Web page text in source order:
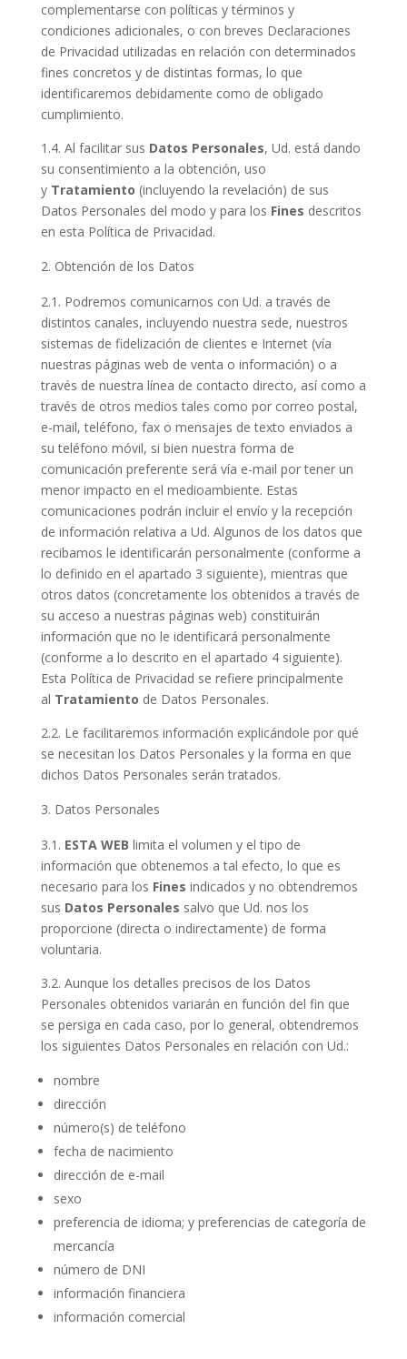
complementarse con políticas y términos y
condiciones adicionales, o con breves Declaraciones
de Privacidad utilizadas en relación con determinados
fines concretos y de distintas formas, lo que
identificaremos debidamente como de obligado
cumplimiento.
1.4. Al facilitar sus Datos Personales, Ud. está dando
su consentimiento a la obtención, uso
y Tratamiento (incluyendo la revelación) de sus
Datos Personales del modo y para los Fines descritos
en esta Política de Privacidad.
Obtención de los Datos
2.1. Podremos comunicarnos con Ud. a través de
distintos canales, incluyendo nuestra sede, nuestros
sistemas de fidelización de clientes e Internet (vía
nuestras páginas web de venta o información) o a
través de nuestra línea de contacto directo, así como a
través de otros medios tales como por correo postal,
e-mail, teléfono, fax o mensajes de texto enviados a
su teléfono móvil, si bien nuestra forma de
comunicación preferente será vía e-mail por tener un
menor impacto en el medioambiente. Estas
comunicaciones podrán incluir el envío y la recepción
de información relativa a Ud. Algunos de los datos que
recibamos le identificarán personalmente (conforme a
lo definido en el apartado 3 siguiente), mientras que
otros datos (concretamente los obtenidos a través de
su acceso a nuestras páginas web) constituirán
información que no le identificará personalmente
(conforme a lo descrito en el apartado 4 siguiente).
Esta Política de Privacidad se refiere principalmente
al Tratamiento de Datos Personales.
2.2. Le facilitaremos información explicándole por qué
se necesitan los Datos Personales y la forma en que
dichos Datos Personales serán tratados.
Datos Personales
3.1. ESTA WEB limita el volumen y el tipo de
información que obtenemos a tal efecto, lo que es
necesario para los Fines indicados y no obtendremos
sus Datos Personales salvo que Ud. nos los
proporcione (directa o indirectamente) de forma
voluntaria.
3.2. Aunque los detalles precisos de los Datos
Personales obtenidos variarán en función del fin que
se persiga en cada caso, por lo general, obtendremos
los siguientes Datos Personales en relación con Ud.:
nombre
dirección
número(s) de teléfono
fecha de nacimiento
dirección de e-mail
sexo
preferencia de idioma; y preferencias de categoría de
mercancía
número de DNI
información financiera
información comercial